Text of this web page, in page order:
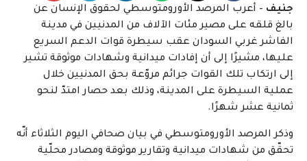
جنيف – أعرب المرصد الأورومتوسطي لحقوق الإنسان عن
بالغ قلقه على مصير مئات الآلاف من المدنيين في مدينة
الفاشر غربي السودان عقب سيطرة قوات الدعم السريع
عليها، مشيرًا إلى أن إفادات ميدانية وشهادات موثوقة تشير
إلى ارتكاب تلك القوات جرائم مروّعة بحق المدنيين خلال
عملية السيطرة على المدينة، وذلك بعد حصار امتدّ لنحو
ثمانية عشر شهرًا.
وذكر المرصد الأورومتوسطي في بيان صحافي اليوم الثلاثاء أنّه
تحقّق من شهادات ميدانية وتقارير موثوقة ومصادر محلّية